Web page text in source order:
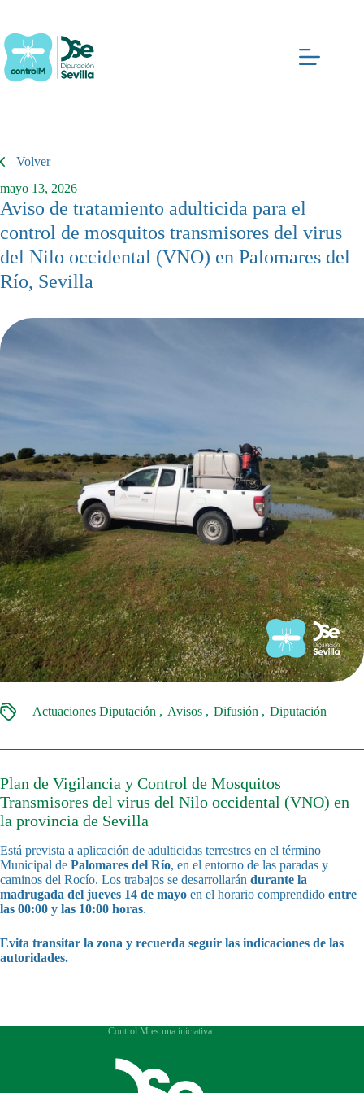
contenido
Volver
mayo 13, 2026
Aviso de tratamiento adulticida para el
control de mosquitos transmisores del virus
del Nilo occidental (VNO) en Palomares del
Río, Sevilla
Actuaciones Diputación Avisos Difusión Diputación
Plan de Vigilancia y Control de Mosquitos
Transmisores del virus del Nilo occidental (VNO) en
la provincia de Sevilla
Está prevista a aplicación de adulticidas terrestres en el término
Municipal de Palomares del Río, en el entorno de las paradas y
caminos del Rocío. Los trabajos se desarrollarán durante la
madrugada del jueves 14 de mayo en el horario comprendido entre
las 00:00 y las 10:00 horas.
Evita transitar la zona y recuerda seguir las indicaciones de las
autoridades.
Control M es una iniciativa